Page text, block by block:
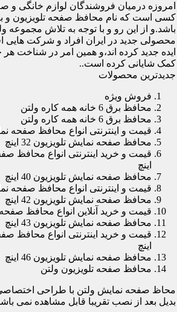
امروزه درمیان فروشندگان لوازم خانگی و
کسی است که نام محافظ صفحه تلویزیون و
باشد.و از این رو و با توجه به تلاش مجموعه
محصولی جدید در ایران افراد و شرکت هایی
ایده جدید کرده اند،و همین امر در شناخت
کمک شایانی کرده است..
جدیدترین محصولات
فروش ویژه
محافظ برق 6 خانه همه کاره ولتن
محافظ برق 6 خانه همه کاره ولتن
قیمت و اینترنتی انواع محافظ صفحه نمایش
محافظ صفحه نمایش تلویزیون 32 اینچ
اینچ
محافظ صفحه نمایش تلویزیون 40 اینچ
قیمت و اینترنتی انواع محافظ صفحه نمایش
محافظ صفحه نمایش تلویزیون 42 اینچ
قیمت و خرید آنلاین انواع محافظ صفحه
محافظ صفحه نمایش تلویزیون 43 اینچ
اینچ
محافظ صفحه نمایش تلویزیون 46 اینچ
محافظ صفحه تلویزیون ولتن
محاظ صفحه نمایش ولتن با طراحی
بدیل بعد از نصب تقریبا قابل مشاهده نمی